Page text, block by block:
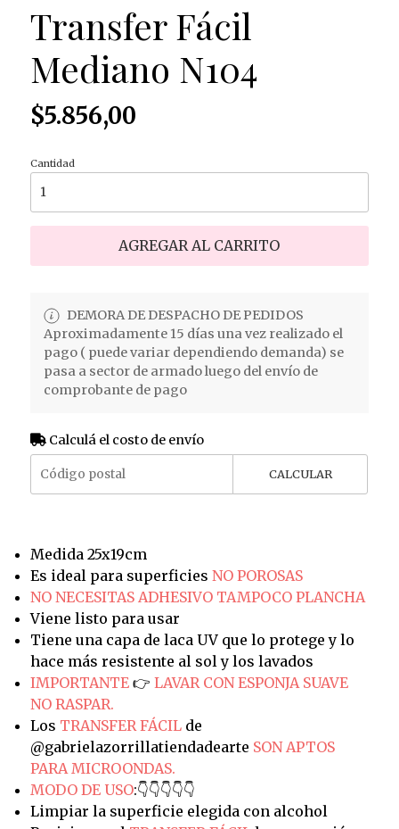
Transfer Fácil
Mediano N104
$5.856,00
Cantidad
AGREGAR AL CARRITO
DEMORA DE DESPACHO DE PEDIDOS
Aproximadamente 15 días una vez realizado el
pago ( puede variar dependiendo demanda) se
pasa a sector de armado luego del envío de
comprobante de pago
Calculá el costo de envío
CALCULAR
Medida 25x19cm
Es ideal para superficies NO POROSAS
NO NECESITAS ADHESIVO TAMPOCO PLANCHA
Viene listo para usar
Tiene una capa de laca UV que lo protege y lo
hace más resistente al sol y los lavados
IMPORTANTE 👉 LAVAR CON ESPONJA SUAVE
NO RASPAR.
Los TRANSFER FÁCILde
@gabrielazorrillatiendadearte SON APTOS
PARA MICROONDAS.
MODO DE USO:👇👇👇👇👇
Limpiar la superficie elegida con alcohol